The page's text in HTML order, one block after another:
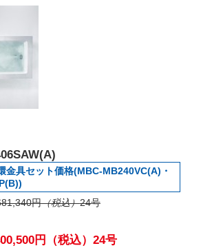
金具セット価格(MBC-MB240VC(A)・
円（税込）24号
円（税込）24号